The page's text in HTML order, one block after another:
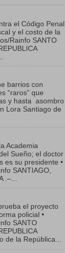
el Código Penal,
y el costo de la
Rainfo SANTO
barrios con
“raros” que
y hasta asombro
Lora Santiago de
Academia
Sueño; el doctor
es su presidente •
SANTIAGO,
.–...
el proyecto
policial •
SANTO
de la República...